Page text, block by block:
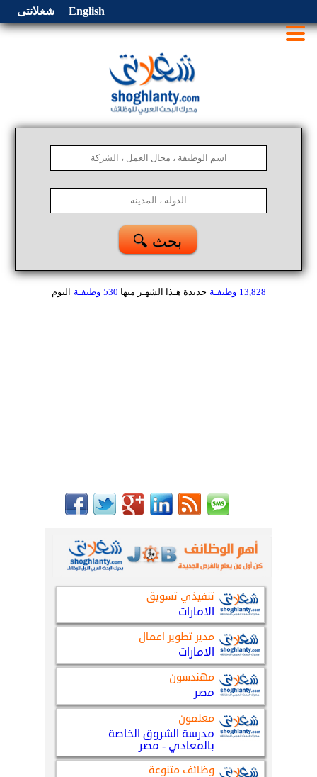
شغلانتى English
🔍 بحث
13,828 وظيفـة جديدة هـذا الشهـر منها 530 وظيفـة اليوم